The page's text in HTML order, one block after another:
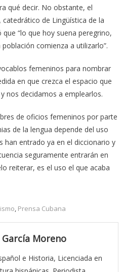
qué decir. No obstante, el
de Lingüística de la
“lo que hoy suena peregrino,
comienza a utilizarlo”.
femeninos para nombrar
en que crezca el espacio que
nos decidamos a emplearlos.
de oficios femeninos por parte
de la lengua depende del uso
han entrado ya en el diccionario y
seguramente entrarán en
reiterar, es el uso el que acaba
, Prensa Cubana
Moreno
e Historia, Licenciada en